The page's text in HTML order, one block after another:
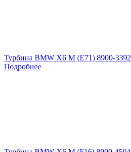
Турбина BMW X6 M (E71) 8900-3392
Подробнее